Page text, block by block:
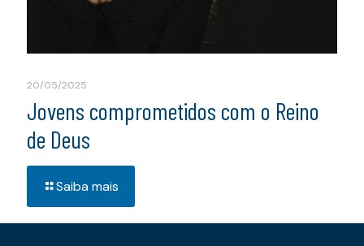
20/05/2025
Jovens comprometidos com o Reino
de Deus
Saiba mais